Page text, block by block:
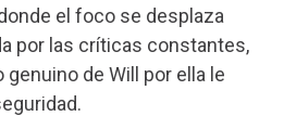
el foco se desplaza
por las críticas constantes,
de Will por ella le